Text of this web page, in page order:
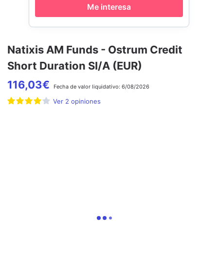
Natixis AM Funds - Ostrum Credit
Short Duration SI/A (EUR)
116,03€ Fecha de valor liquidativo: 6/08/2026
Ver 2 opiniones
Me interesa